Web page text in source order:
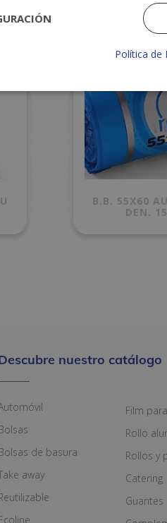
B.B. 55X60
DEN.
nuestro catálogo
de basura
away
Film
Rollo
Rollos y
Catering
Guantes
Política de